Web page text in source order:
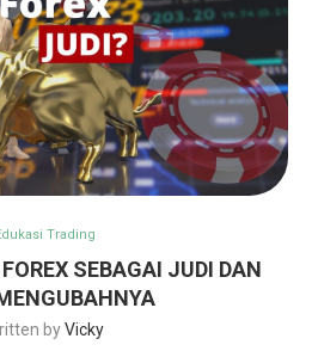
Trading
SEBAGAI JUDI DAN
byVicky